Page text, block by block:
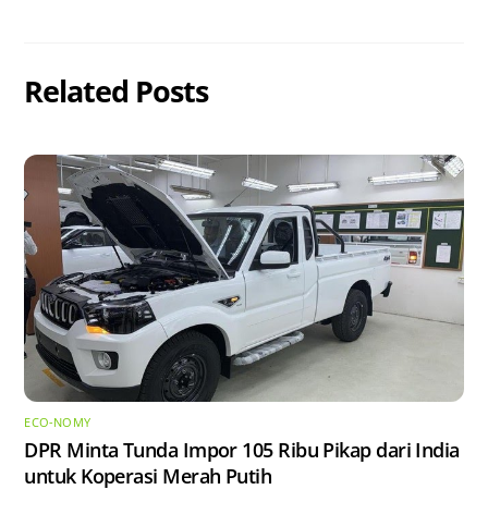
Related Posts
ECO-NOMY
DPR Minta Tunda Impor 105 Ribu Pikap dari India
untuk Koperasi Merah Putih